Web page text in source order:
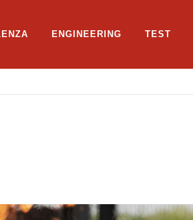
ENGINEERING TEST